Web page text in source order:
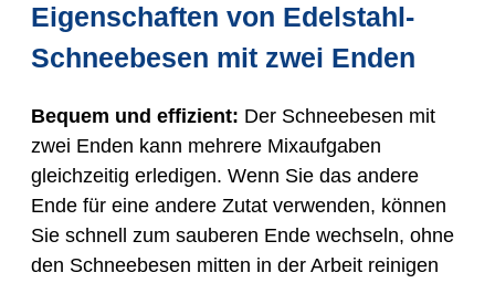
Eigenschaften von Edelstahl-
Schneebesen mit zwei Enden
Bequem und effizient: Der Schneebesen mit
zwei Enden kann mehrere Mixaufgaben
gleichzeitig erledigen. Wenn Sie das andere
Ende für eine andere Zutat verwenden, können
Sie schnell zum sauberen Ende wechseln, ohne
den Schneebesen mitten in der Arbeit reinigen